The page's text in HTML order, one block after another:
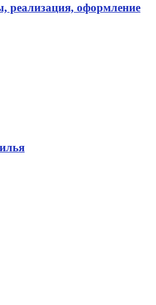
реализация, оформление